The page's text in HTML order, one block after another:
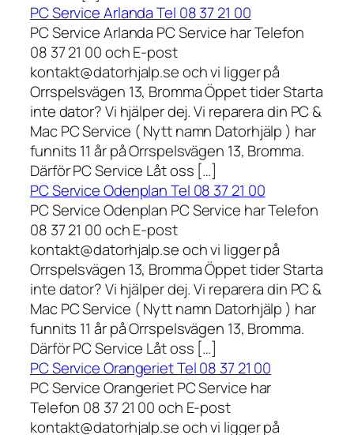
PC Service Arlanda Tel 08 37 21 00
PC Service Arlanda PC Service har Telefon
08 37 21 00 och E-post
kontakt@datorhjalp.se och vi ligger på
Orrspelsvägen 13, Bromma Öppet tider Starta
inte dator? Vi hjälper dej. Vi reparera din PC &
Mac PC Service ( Nytt namn Datorhjälp ) har
funnits 11 år på Orrspelsvägen 13, Bromma.
Därför PC Service Låt oss […]
PC Service Odenplan Tel 08 37 21 00
PC Service Odenplan PC Service har Telefon
08 37 21 00 och E-post
kontakt@datorhjalp.se och vi ligger på
Orrspelsvägen 13, Bromma Öppet tider Starta
inte dator? Vi hjälper dej. Vi reparera din PC &
Mac PC Service ( Nytt namn Datorhjälp ) har
funnits 11 år på Orrspelsvägen 13, Bromma.
Därför PC Service Låt oss […]
PC Service Orangeriet Tel 08 37 21 00
PC Service Orangeriet PC Service har
Telefon 08 37 21 00 och E-post
kontakt@datorhjalp.se och vi ligger på